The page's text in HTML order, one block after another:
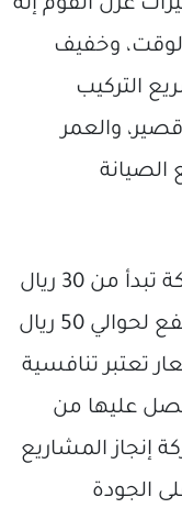
عزل الفوم إنه
وخفيف
التركيب
والعمر
سنوات مع الصيانة
تكلفة عزل الاسطح بالفوم في مكة تبدأ من 30 ريال
للمتر المربع للسماكة 3 سم، وترتفع لحوالي 50 ريال
الأسعار تعتبر تنافسية
تحصل عليها من
إنجاز المشاريع
الجودة